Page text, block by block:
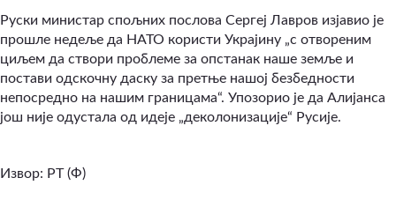
Руски министар спољних послова Сергеј Лавров изјавио је
прошле недеље да НАТО користи Украјину „с отвореним
циљем да створи проблеме за опстанак наше земље и
постави одскочну даску за претње нашој безбедности
непосредно на нашим границама“. Упозорио је да Алијанса
још није одустала од идеје „деколонизације“ Русије.
Извор: РТ (Ф)